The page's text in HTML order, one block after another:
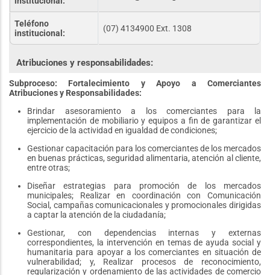
Teléfono
institucional:
(07) 4134900 Ext. 1308
Atribuciones y responsabilidades:
Subproceso: Fortalecimiento y Apoyo a Comerciantes
Atribuciones y Responsabilidades:
Brindar asesoramiento a los comerciantes para la
implementación de mobiliario y equipos a fin de garantizar el
ejercicio de la actividad en igualdad de condiciones;
Gestionar capacitación para los comerciantes de los mercados
en buenas prácticas, seguridad alimentaria, atención al cliente,
entre otras;
Diseñar estrategias para promoción de los mercados
municipales; Realizar en coordinación con Comunicación
Social, campañas comunicacionales y promocionales dirigidas
a captar la atención de la ciudadanía;
Gestionar, con dependencias internas y externas
correspondientes, la intervención en temas de ayuda social y
humanitaria para apoyar a los comerciantes en situación de
vulnerabilidad; y, Realizar procesos de reconocimiento,
regularización y ordenamiento de las actividades de comercio